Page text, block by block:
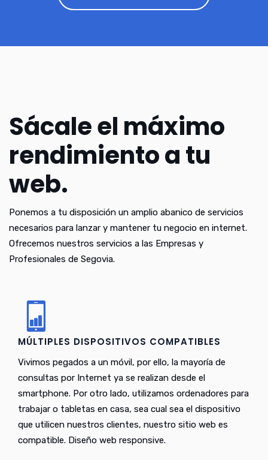
Sácale el máximo
rendimiento a tu
web.
Ponemos a tu disposición un amplio abanico de servicios
necesarios para lanzar y mantener tu negocio en internet.
Ofrecemos nuestros servicios a las Empresas y
Profesionales de Segovia.
MÚLTIPLES DISPOSITIVOS COMPATIBLES
Vivimos pegados a un móvil, por ello, la mayoría de
consultas por Internet ya se realizan desde el
smartphone. Por otro lado, utilizamos ordenadores para
trabajar o tabletas en casa, sea cual sea el dispositivo
que utilicen nuestros clientes, nuestro sitio web es
compatible. Diseño web responsive.